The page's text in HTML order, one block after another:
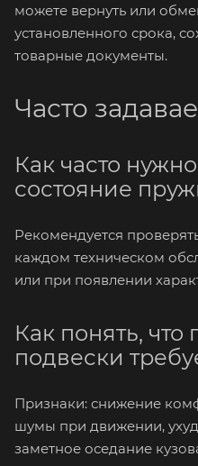
можете вернуть или
установленного срока,
товарные документы.
Часто
Как часто
состояние
Рекомендуется
каждом техническом
или при появлении
Как понять, что
подвески
Признаки: снижение
шумы при движении,
заметное оседание